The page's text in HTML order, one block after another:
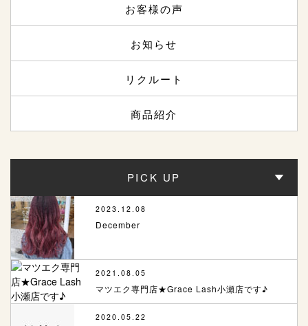
お客様の声
お知らせ
リクルート
商品紹介
PICK UP
2023.12.08
December
2021.08.05
マツエク専門店★Grace Lash小瀬店です♪
2020.05.22